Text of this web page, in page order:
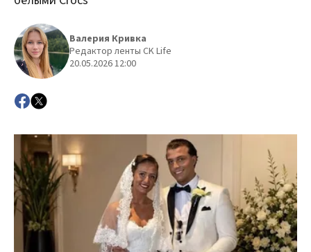
Валерия Кривка
Редактор ленты CK Life
20.05.2026 12:00